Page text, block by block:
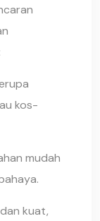
kos-
mudah
kuat,